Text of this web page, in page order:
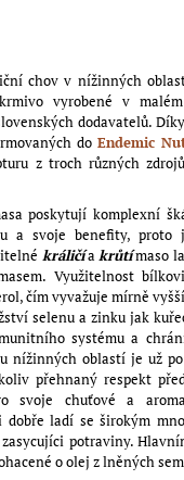
chov v nížinných
vyrobené v
dodavatelů.
doEndemic
z troch různých
poskytují komplexní
a svoje benefity, proto
králičíakrůtímaso
Využitelnost
čím vyvažuje mírně
selenu a zinku jak
systému a
nížinných oblastí je už
přehnaný respekt
svoje chuťové a
ladí se širokým
potraviny.
o olej z lněných